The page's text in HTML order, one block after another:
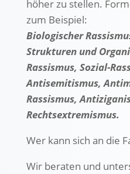
höher zu stellen.
zum Beispiel:
Biologischer
Strukturen und
Rassismus, Sozial-
Antisemitismus,
Rassismus,
Rechtsextremismus.
Wer kann sich an die
Wir beraten und